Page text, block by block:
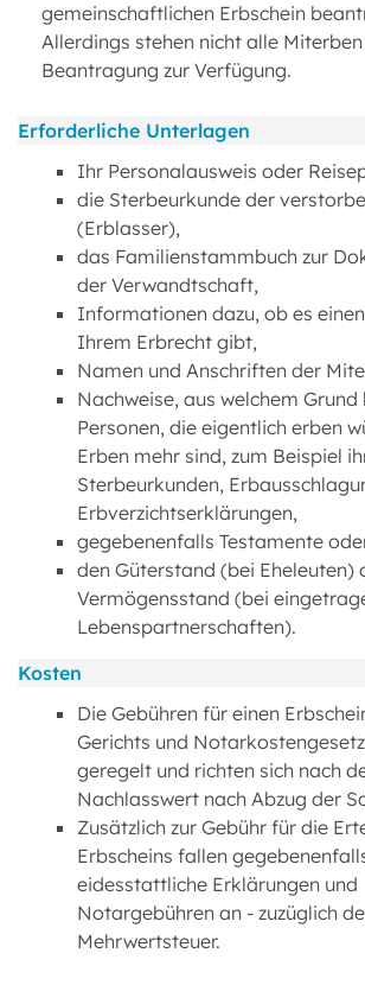
gemeinschaftlichen Erbschein
Allerdings stehen nicht alle Miterben
Beantragung zur Verfügung.
Erforderliche Unterlagen
Ihr Personalausweis oder
die Sterbeurkunde der
(Erblasser),
das Familienstammbuch zur
der Verwandtschaft,
Informationen dazu, ob es
Ihrem Erbrecht gibt,
Namen und Anschriften der
Nachweise, aus welchem
Personen, die eigentlich erben
Erben mehr sind, zum Beispiel
Sterbeurkunden,
Erbverzichtserklärungen,
gegebenenfalls Testamente
den Güterstand (bei Eheleuten)
Vermögensstand (bei
Lebenspartnerschaften).
Kosten
Die Gebühren für einen
Gerichts und
geregelt und richten sich nach
Nachlasswert nach Abzug der
Zusätzlich zur Gebühr für die
Erbscheins fallen
eidesstattliche Erklärungen und
Notargebühren an - zuzüglich
Mehrwertsteuer.